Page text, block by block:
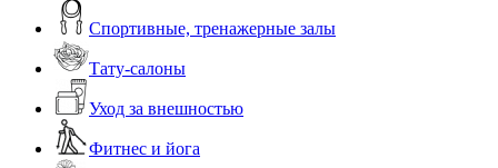
Спортивные, тренажерные залы
Тату-салоны
Уход за внешностью
Фитнес и йога